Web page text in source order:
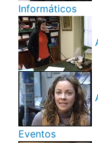
Informáticos
Eventos